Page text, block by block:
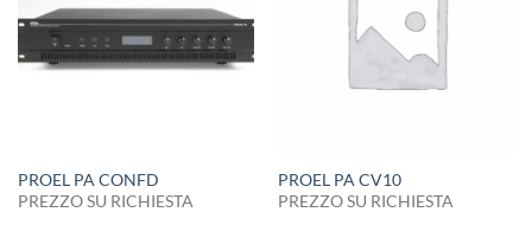
PROEL PA CONFD
PREZZO SU RICHIESTA
PROEL PA CV10
PREZZO SU RICHIESTA